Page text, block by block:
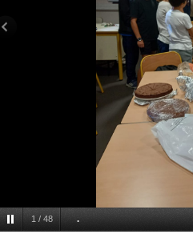
1 / 48 .